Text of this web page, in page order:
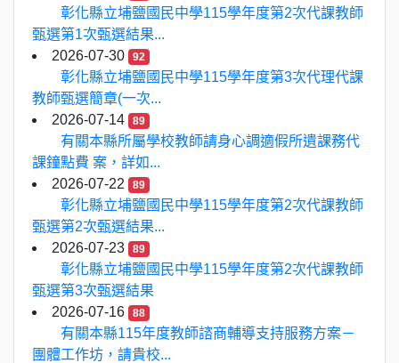
彰化縣立埔鹽國民中學115學年度第2次代課教師
甄選第1次甄選結果...
2026-07-30
92
彰化縣立埔鹽國民中學115學年度第3次代理代課
教師甄選簡章(一次...
2026-07-14
89
有關本縣所屬學校教師請身心調適假所遺課務代
課鐘點費 案，詳如...
2026-07-22
89
彰化縣立埔鹽國民中學115學年度第2次代課教師
甄選第2次甄選結果...
2026-07-23
89
彰化縣立埔鹽國民中學115學年度第2次代課教師
甄選第3次甄選結果
2026-07-16
88
有關本縣115年度教師諮商輔導支持服務方案－
團體工作坊，請貴校...